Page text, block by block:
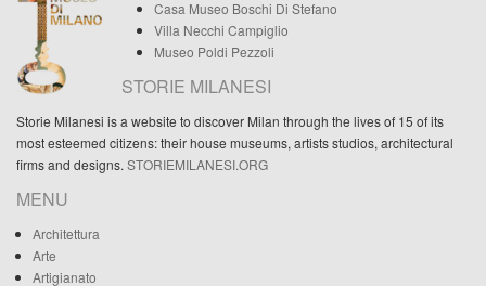
Casa Museo Boschi Di Stefano
Villa Necchi Campiglio
Museo Poldi Pezzoli
STORIE MILANESI
Storie Milanesi is a website to discover Milan through the lives of 15 of its
most esteemed citizens: their house museums, artists studios, architectural
firms and designs. STORIEMILANESI.ORG
MENU
Architettura
Arte
Artigianato